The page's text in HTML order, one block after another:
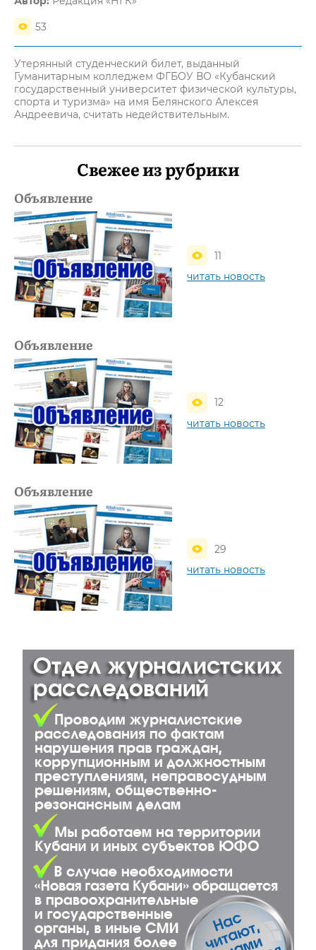
53
Утерянный студенческий билет, выданный
Гуманитарным колледжем ФГБОУ ВО «Кубанский
государственный университет физической культуры,
спорта и туризма» на имя Белянского Алексея
Андреевича, считать недействительным.
Свежее из рубрики
Объявление
11
читать новость
Объявление
12
читать новость
Объявление
29
читать новость